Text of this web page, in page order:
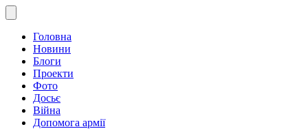
Головна
Новини
Блоги
Проекти
Фото
Досьє
Війна
Допомога армії